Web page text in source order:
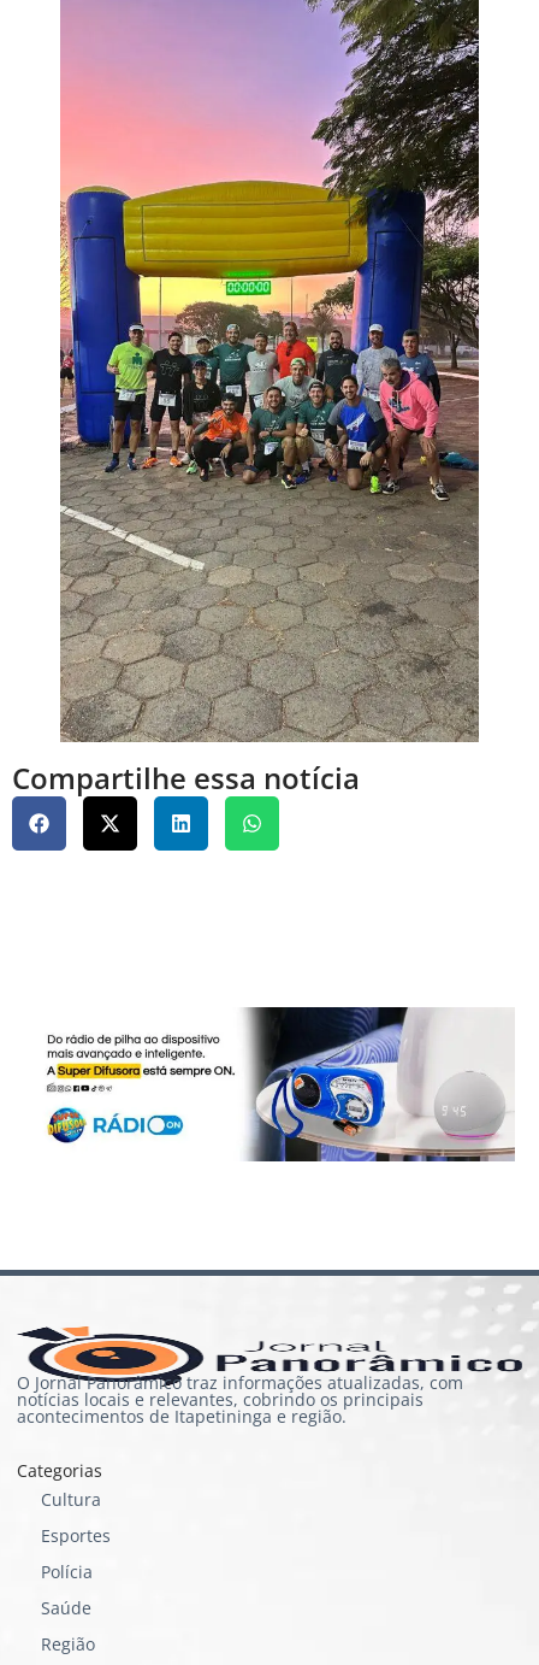
Compartilhe essa notícia
O Jornal Panorâmico traz informações atualizadas, com
notícias locais e relevantes, cobrindo os principais
acontecimentos de Itapetininga e região.
Categorias
Cultura
Esportes
Polícia
Saúde
Região